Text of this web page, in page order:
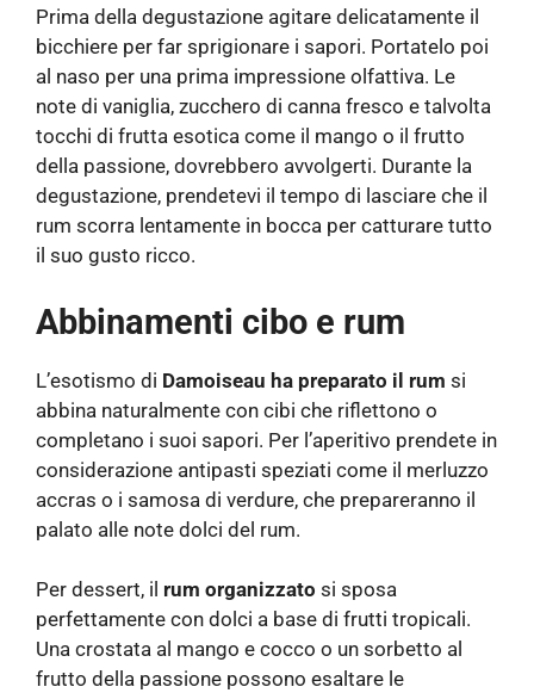
Prima della degustazione agitare delicatamente il
bicchiere per far sprigionare i sapori. Portatelo poi
al naso per una prima impressione olfattiva. Le
note di vaniglia, zucchero di canna fresco e talvolta
tocchi di frutta esotica come il mango o il frutto
della passione, dovrebbero avvolgerti. Durante la
degustazione, prendetevi il tempo di lasciare che il
rum scorra lentamente in bocca per catturare tutto
il suo gusto ricco.
Abbinamenti cibo e rum
L’esotismo di Damoiseau ha preparato il rum si
abbina naturalmente con cibi che riflettono o
completano i suoi sapori. Per l’aperitivo prendete in
considerazione antipasti speziati come il merluzzo
accras o i samosa di verdure, che prepareranno il
palato alle note dolci del rum.
Per dessert, il rum organizzato si sposa
perfettamente con dolci a base di frutti tropicali.
Una crostata al mango e cocco o un sorbetto al
frutto della passione possono esaltare le